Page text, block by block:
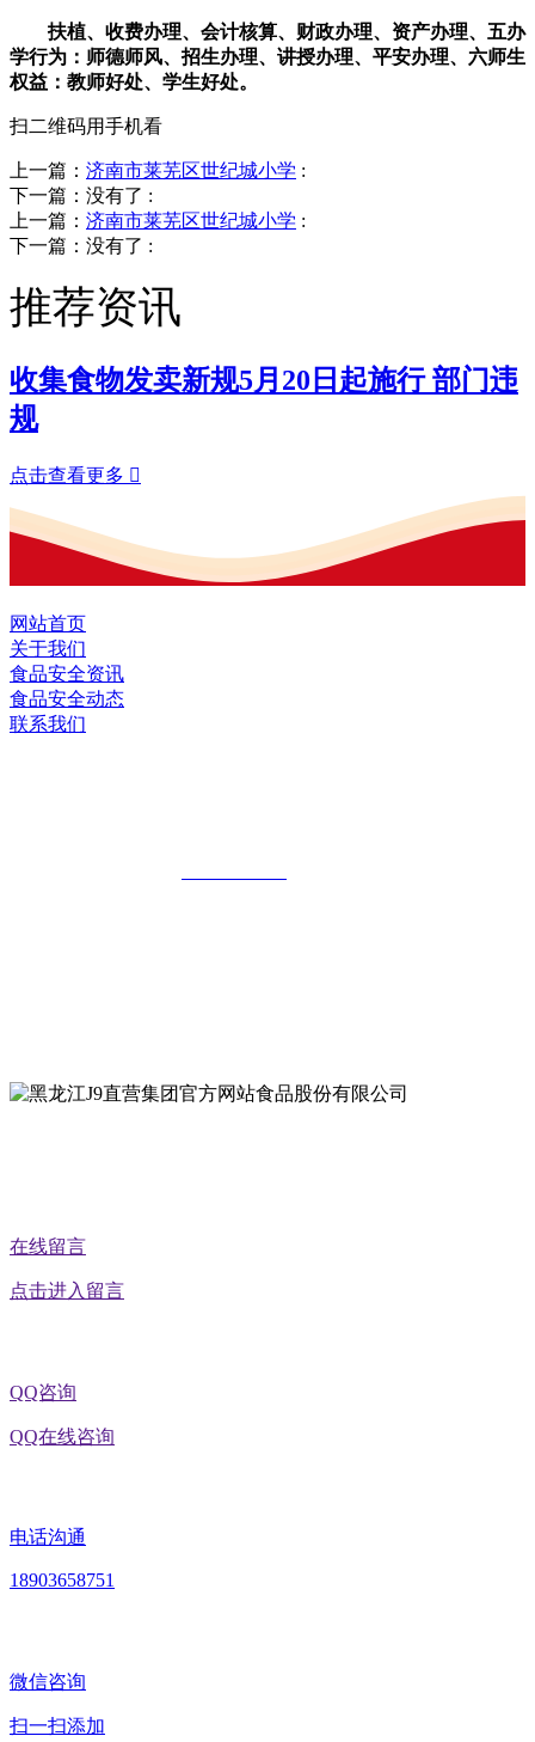
扶植、收费办理、会计核算、财政办理、资产办理、五办
学行为：师德师风、招生办理、讲授办理、平安办理、六师生
权益：教师好处、学生好处。
扫二维码用手机看
上一篇： 济南市莱芜区世纪城小学 :
下一篇：没有了 :
上一篇： 济南市莱芜区世纪城小学 :
下一篇：没有了 :
推荐资讯
收集食物发卖新规5月20日起施行 部门违
规
点击查看更多 
网站首页
关于我们
食品安全资讯
食品安全动态
联系我们
在线留言
点击进入留言
QQ咨询
QQ在线咨询
电话沟通
18903658751
微信咨询
扫一扫添加